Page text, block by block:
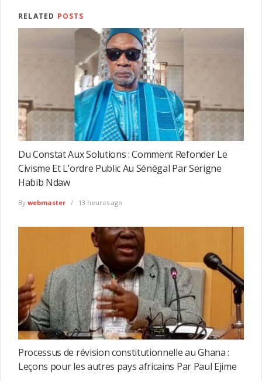
RELATED POSTS
Du Constat Aux Solutions : Comment Refonder Le
Civisme Et L’ordre Public Au Sénégal Par Serigne
Habib Ndaw
By webmaster 13 heures ago
Processus de révision constitutionnelle au Ghana :
Leçons pour les autres pays africains Par Paul Ejime